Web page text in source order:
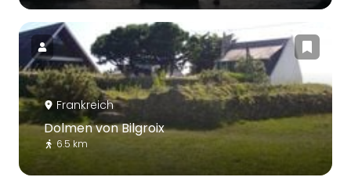
Frankreich
Dolmen von Bilgroix
6.5 km